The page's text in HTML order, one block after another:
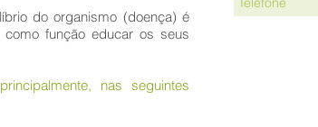
do organismo (doença) é
como função educar os seus
nas seguintes